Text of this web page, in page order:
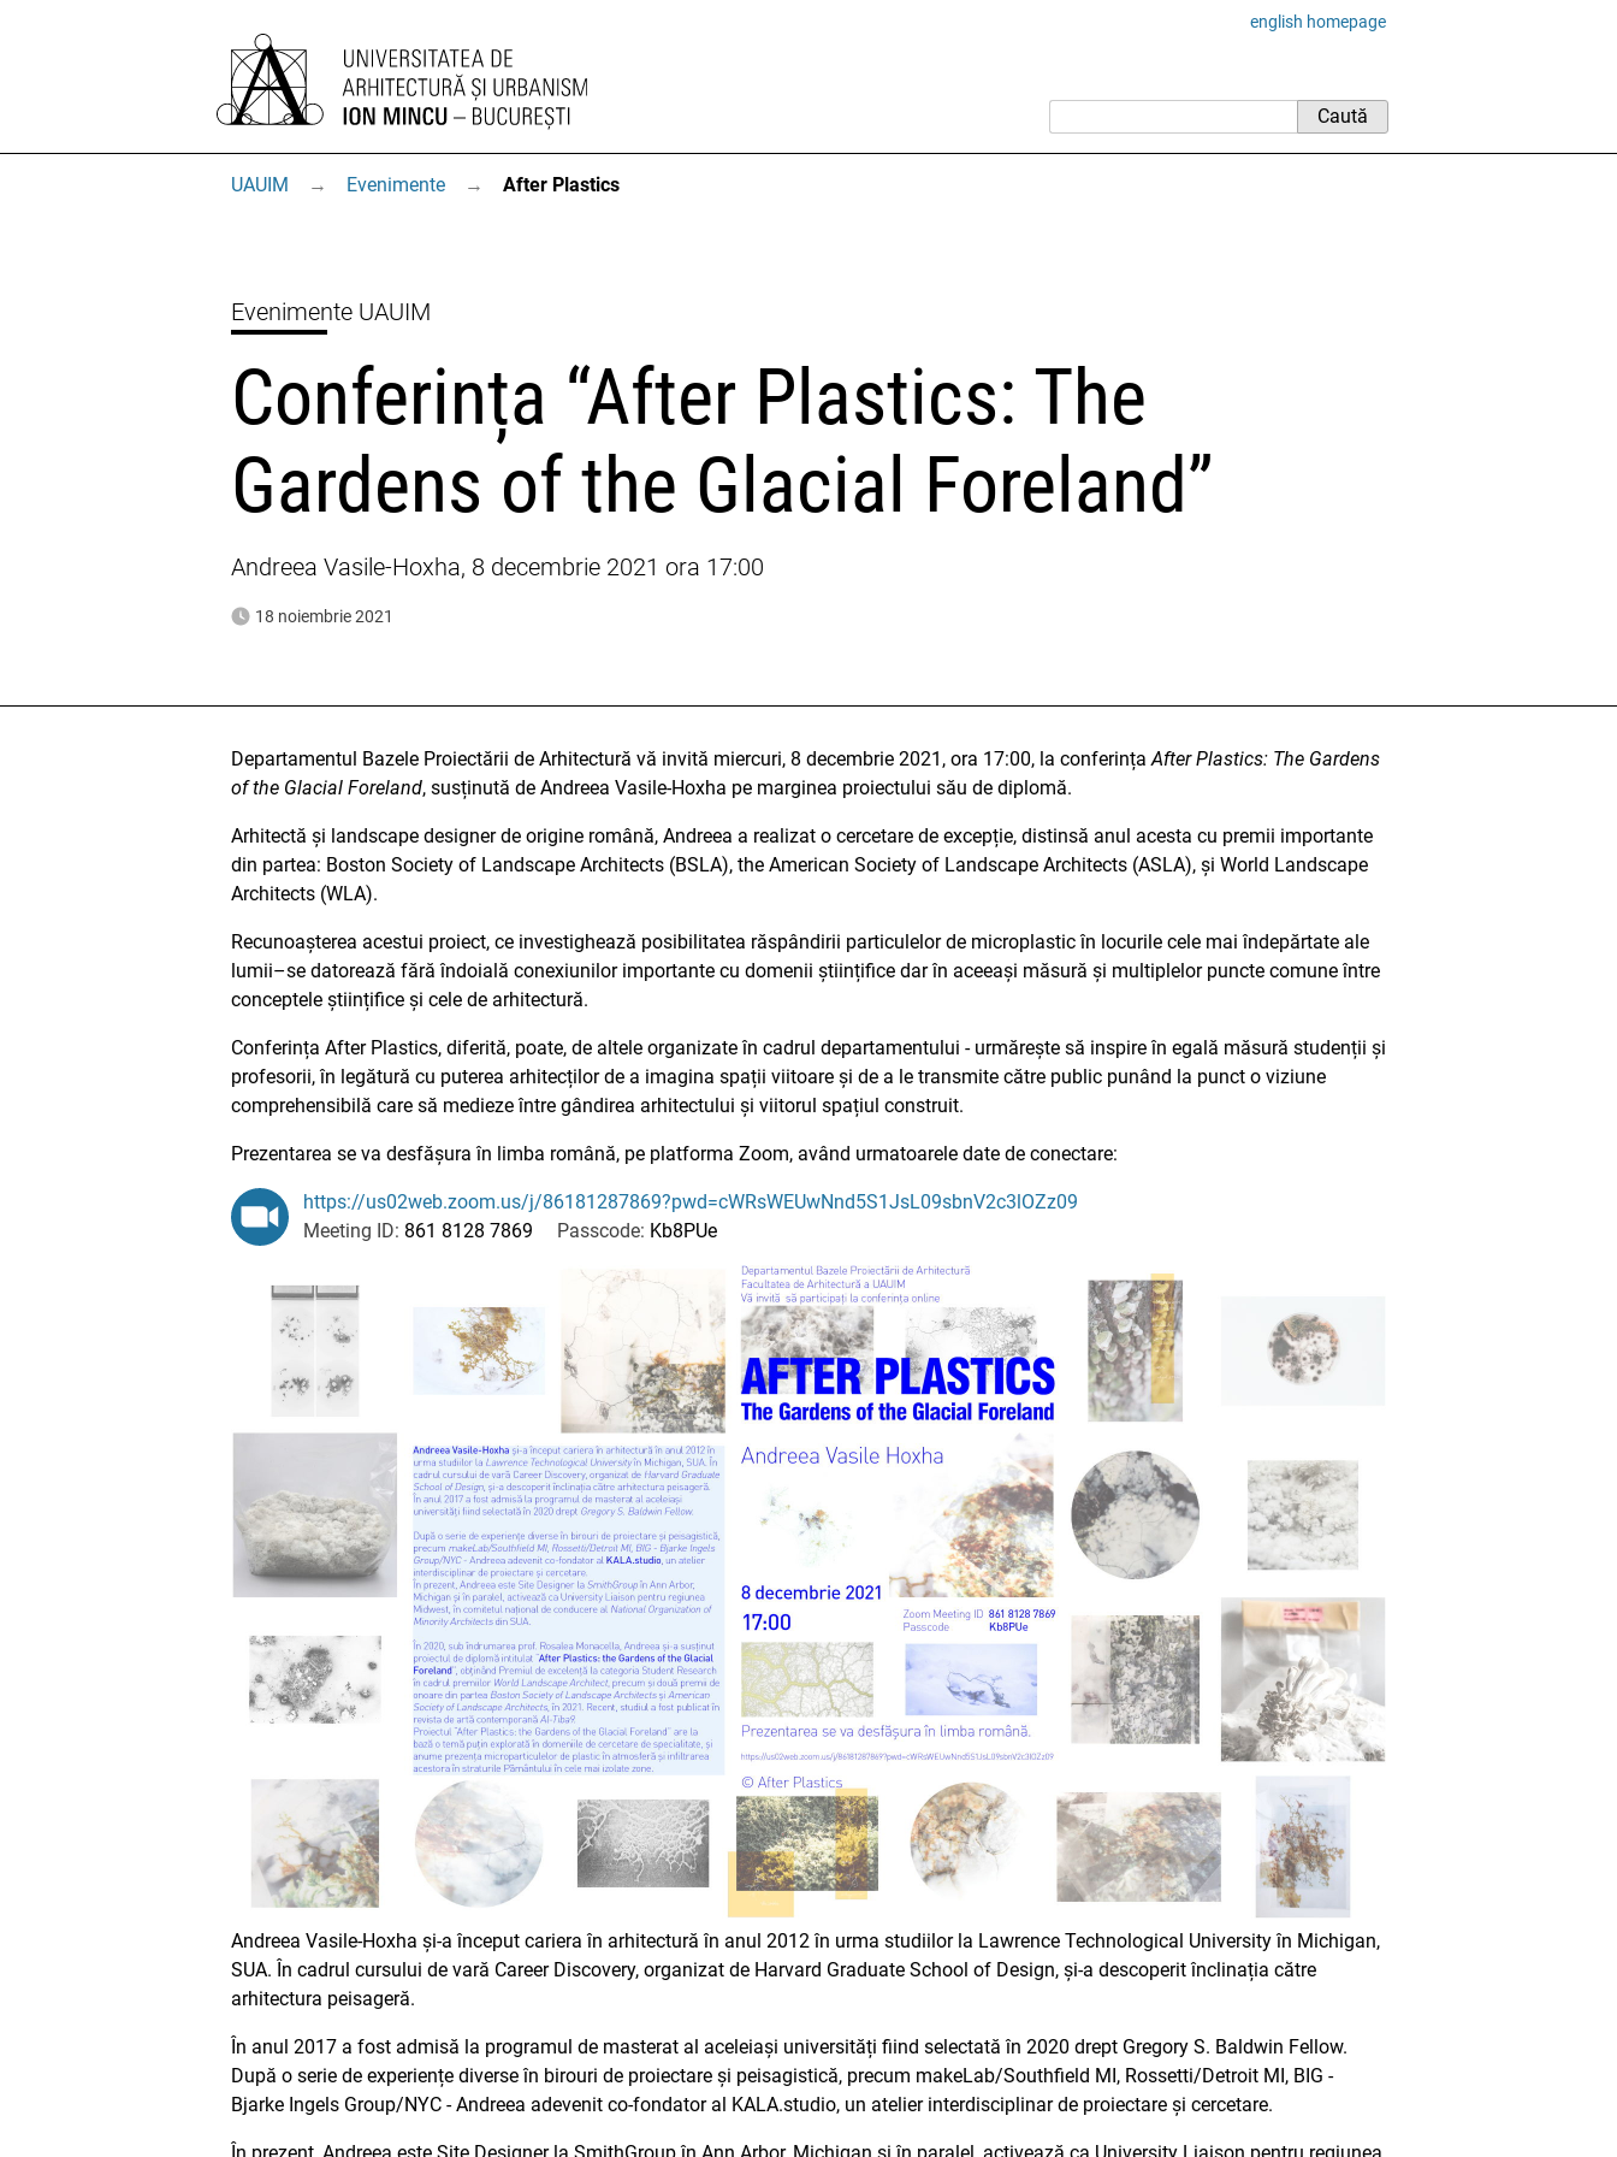
english homepage
UAUIM → Evenimente → After Plastics
Evenimente UAUIM
Conferința “After Plastics: The
Gardens of the Glacial Foreland”
Andreea Vasile-Hoxha, 8 decembrie 2021 ora 17:00
18 noiembrie 2021
Departamentul Bazele Proiectării de Arhitectură vă invită miercuri, 8 decembrie 2021, ora 17:00, la conferințaAfter Plastics: The Gardens
of the Glacial Foreland, susținută de Andreea Vasile-Hoxha pe marginea proiectului său de diplomă.
Arhitectă și landscape designer de origine română, Andreea a realizat o cercetare de excepție, distinsă anul acesta cu premii importante
din partea: Boston Society of Landscape Architects (BSLA), the American Society of Landscape Architects (ASLA), și World Landscape
Architects (WLA).
Recunoașterea acestui proiect, ce investighează posibilitatea răspândirii particulelor de microplastic în locurile cele mai îndepărtate ale
lumii–se datorează fără îndoială conexiunilor importante cu domenii științifice dar în aceeași măsură și multiplelor puncte comune între
conceptele științifice și cele de arhitectură.
Conferința After Plastics, diferită, poate, de altele organizate în cadrul departamentului - urmărește să inspire în egală măsură studenții și
profesorii, în legătură cu puterea arhitecților de a imagina spații viitoare și de a le transmite către public punând la punct o viziune
comprehensibilă care să medieze între gândirea arhitectului și viitorul spațiul construit.
Prezentarea se va desfășura în limba română, pe platforma Zoom, având urmatoarele date de conectare:
https://us02web.zoom.us/j/86181287869?pwd=cWRsWEUwNnd5S1JsL09sbnV2c3lOZz09
Meeting ID: 861 8128 7869 Passcode: Kb8PUe
Andreea Vasile-Hoxha și-a început cariera în arhitectură în anul 2012 în urma studiilor la Lawrence Technological University în Michigan,
SUA. În cadrul cursului de vară Career Discovery, organizat de Harvard Graduate School of Design, și-a descoperit înclinația către
arhitectura peisageră.
În anul 2017 a fost admisă la programul de masterat al aceleiași universități fiind selectată în 2020 drept Gregory S. Baldwin Fellow.
După o serie de experiențe diverse în birouri de proiectare și peisagistică, precum makeLab/Southfield MI, Rossetti/Detroit MI, BIG -
Bjarke Ingels Group/NYC - Andreea adevenit co-fondator al KALA.studio, un atelier interdisciplinar de proiectare și cercetare.